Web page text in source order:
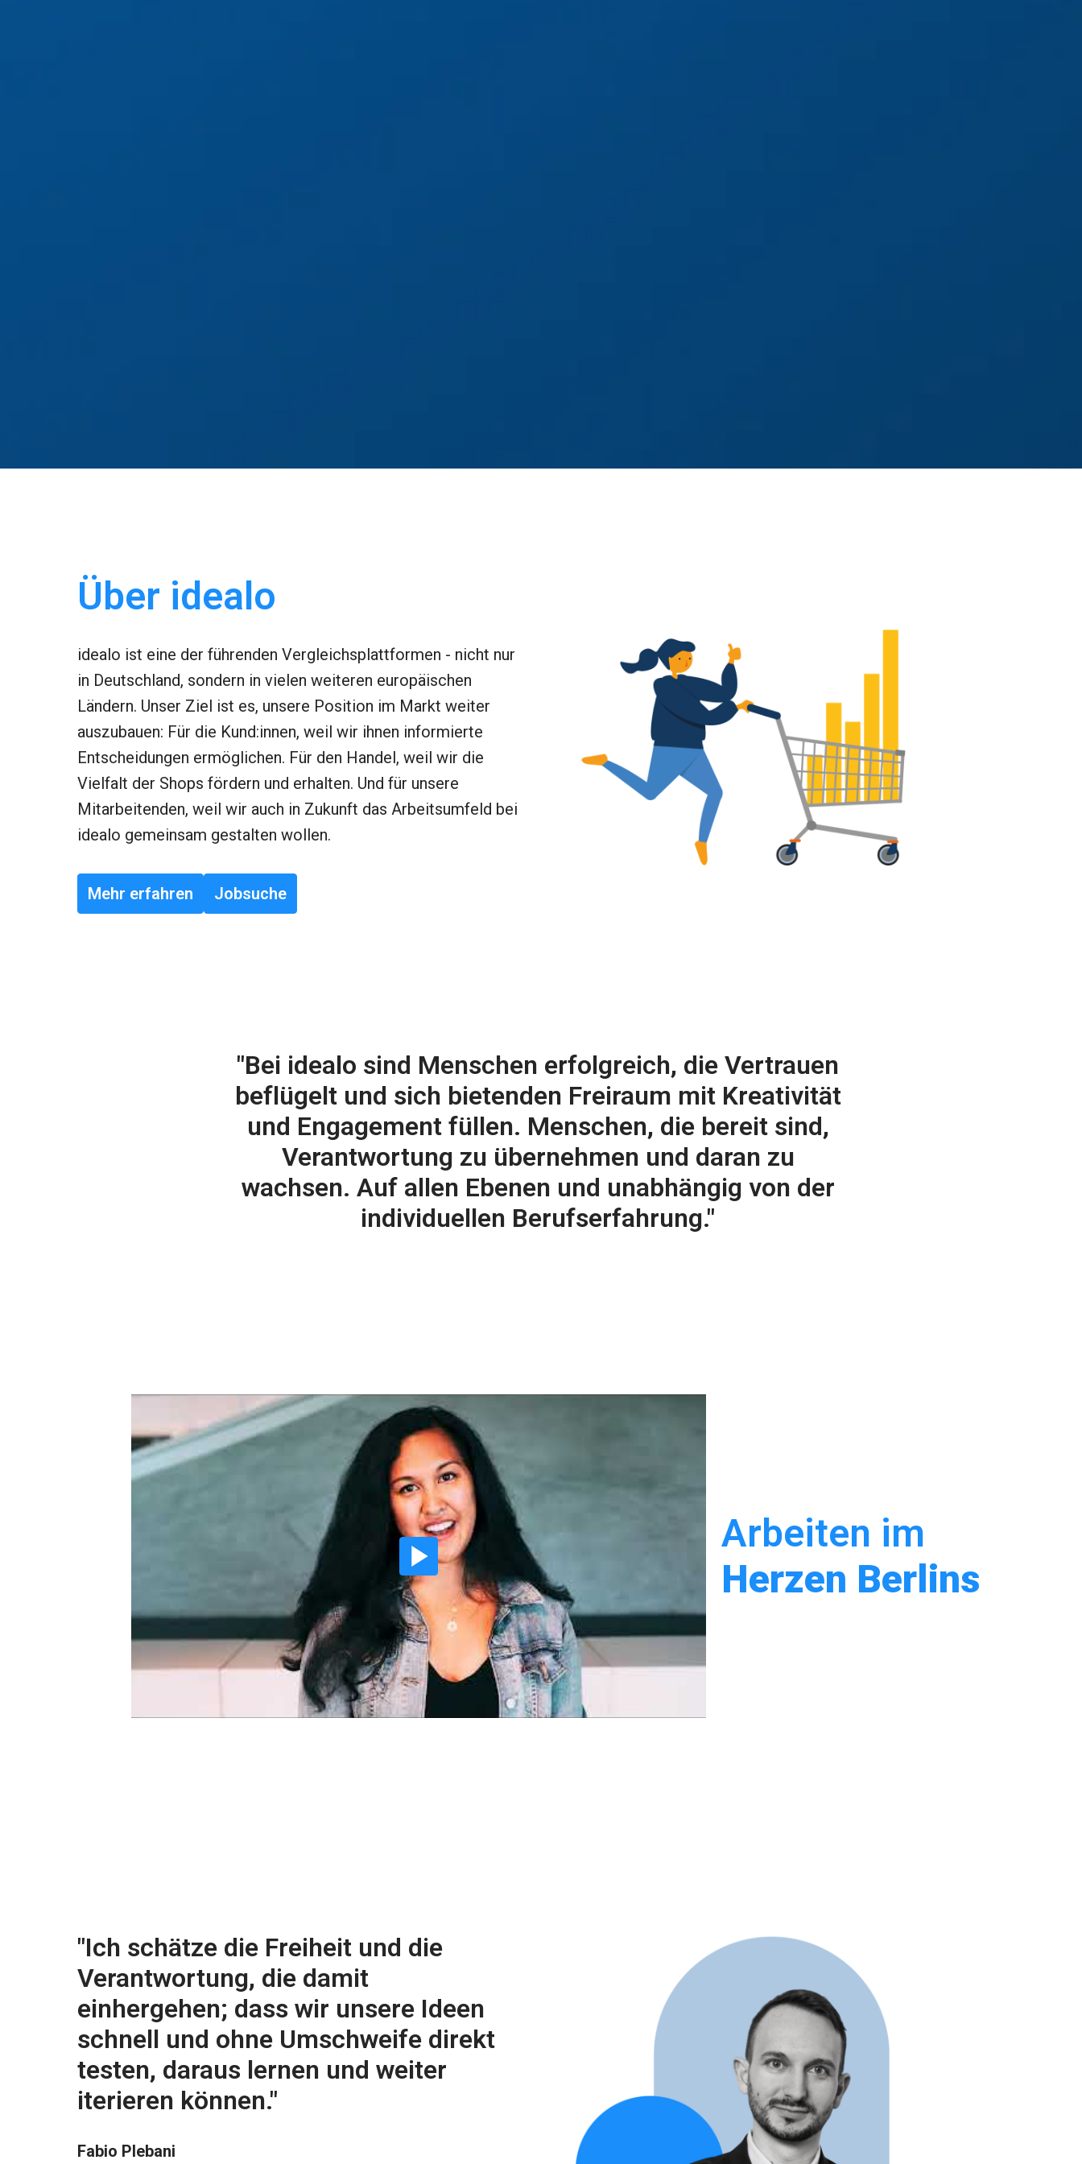
Über idealo
idealo ist eine der führenden Vergleichsplattformen - nicht nur
in Deutschland, sondern in vielen weiteren europäischen
Ländern. Unser Ziel ist es, unsere Position im Markt weiter
auszubauen: Für die Kund:innen, weil wir ihnen informierte
Entscheidungen ermöglichen. Für den Handel, weil wir die
Vielfalt der Shops fördern und erhalten. Und für unsere
Mitarbeitenden, weil wir auch in Zukunft das Arbeitsumfeld bei
idealo gemeinsam gestalten wollen.
Mehr erfahren Jobsuche
"Bei idealo sind Menschen erfolgreich, die Vertrauen
beflügelt und sich bietenden Freiraum mit Kreativität
und Engagement füllen. Menschen, die bereit sind,
Verantwortung zu übernehmen und daran zu
wachsen. Auf allen Ebenen und unabhängig von der
individuellen Berufserfahrung."
Herzen Berlins
"Ich schätze die Freiheit und die
Verantwortung, die damit
einhergehen; dass wir unsere Ideen
schnell und ohne Umschweife direkt
testen, daraus lernen und weiter
iterieren können."
Fabio Plebani